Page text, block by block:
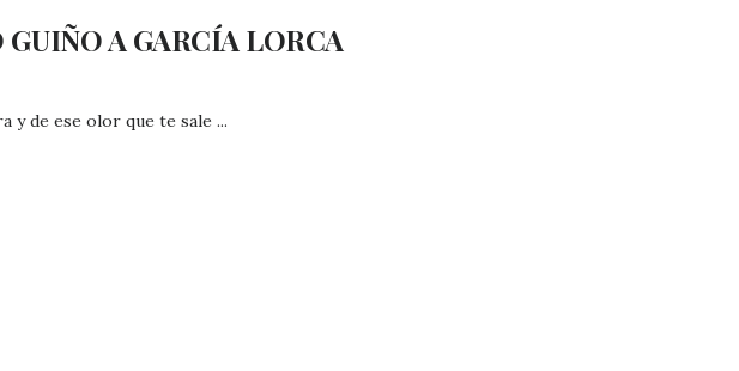
A GARCÍA LORCA
y de ese olor que te sale ...